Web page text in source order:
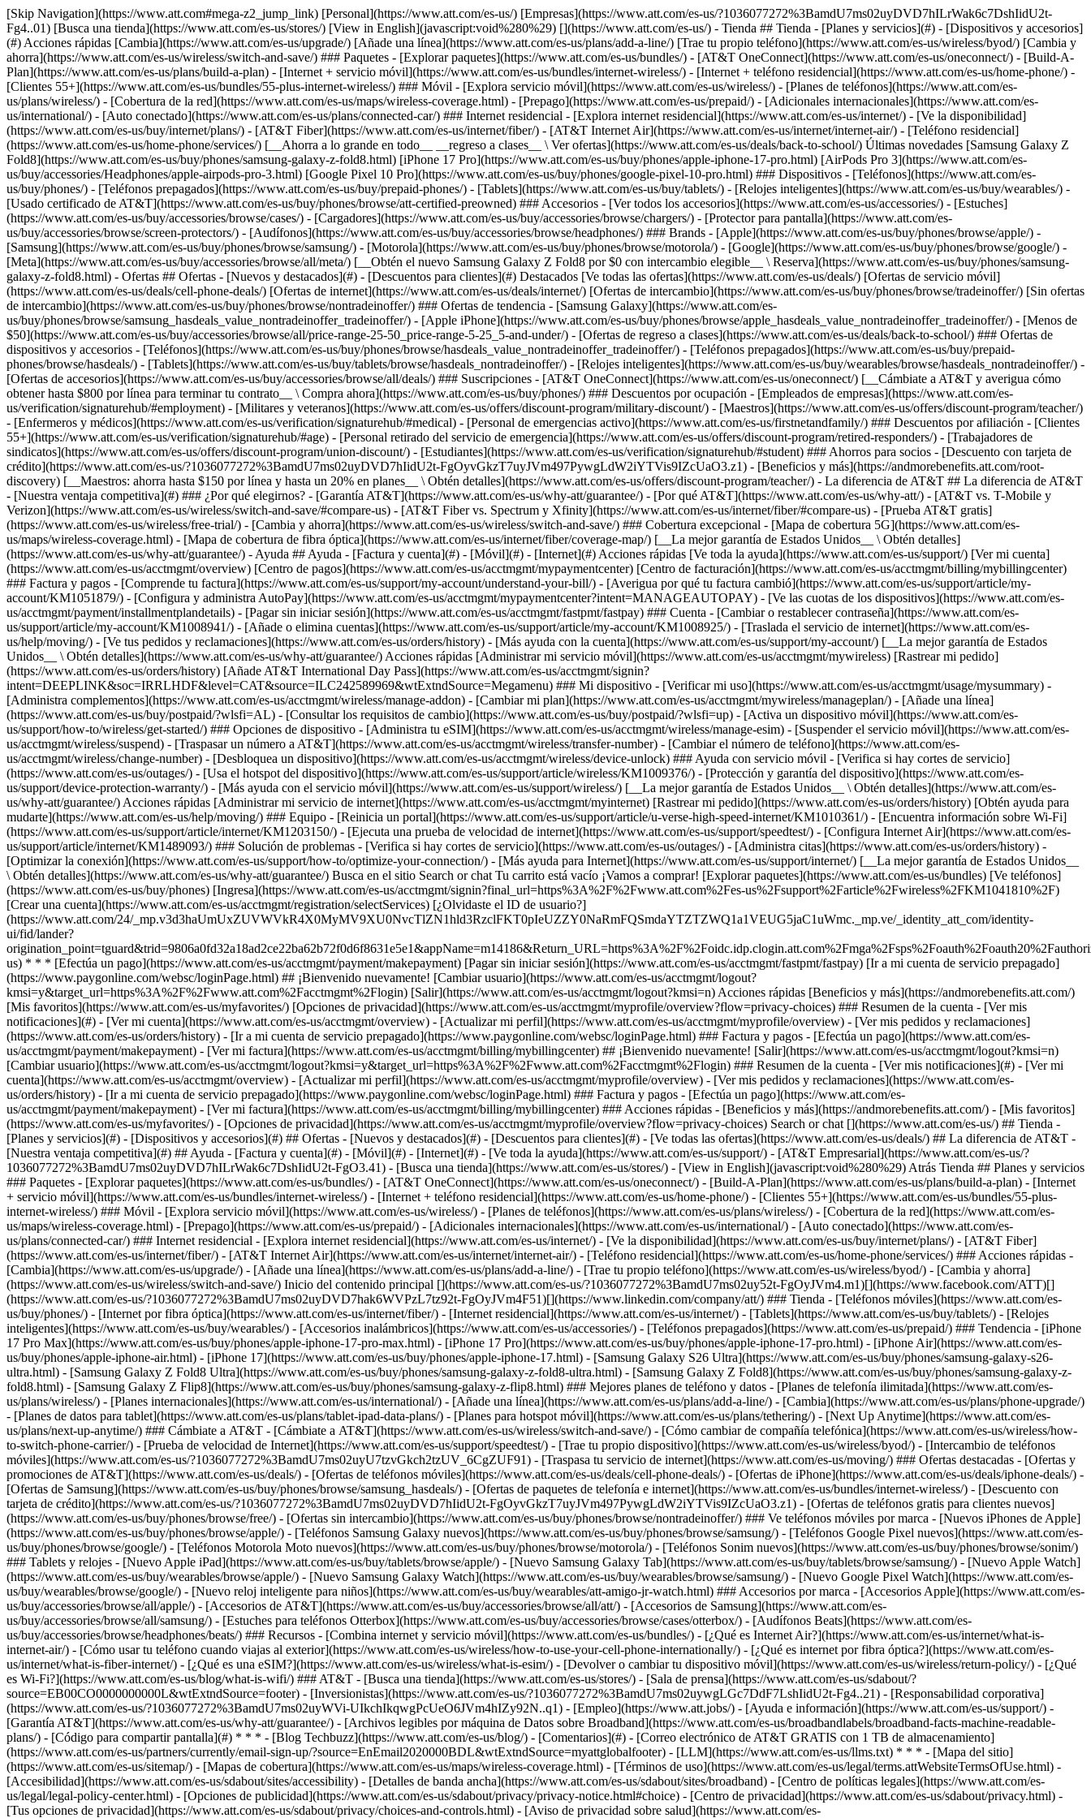
[Skip Navigation](https://www.att.com#mega-z2_jump_link) [Personal](https://www.att.com/es-us/) [Empresas](https://www.att.com/es-us/?1036077272%3BamdU7ms02uyDVD7hILrWak6c7DshIidU2t-Fg4..01) [Busca una tienda](https://www.att.com/es-us/stores/) [View in English](javascript:void%280%29) [](https://www.att.com/es-us/) - Tienda ## Tienda - [Planes y servicios](#) - [Dispositivos y accesorios](#) Acciones rápidas [Cambia](https://www.att.com/es-us/upgrade/) [Añade una línea](https://www.att.com/es-us/plans/add-a-line/) [Trae tu propio teléfono](https://www.att.com/es-us/wireless/byod/) [Cambia y ahorra](https://www.att.com/es-us/wireless/switch-and-save/) ### Paquetes - [Explorar paquetes](https://www.att.com/es-us/bundles/) - [AT&T OneConnect](https://www.att.com/es-us/oneconnect/) - [Build-A-Plan](https://www.att.com/es-us/plans/build-a-plan) - [Internet + servicio móvil](https://www.att.com/es-us/bundles/internet-wireless/) - [Internet + teléfono residencial](https://www.att.com/es-us/home-phone/) - [Clientes 55+](https://www.att.com/es-us/bundles/55-plus-internet-wireless/) ### Móvil - [Explora servicio móvil](https://www.att.com/es-us/wireless/) - [Planes de teléfonos](https://www.att.com/es-us/plans/wireless/) - [Cobertura de la red](https://www.att.com/es-us/maps/wireless-coverage.html) - [Prepago](https://www.att.com/es-us/prepaid/) - [Adicionales internacionales](https://www.att.com/es-us/international/) - [Auto conectado](https://www.att.com/es-us/plans/connected-car/) ### Internet residencial - [Explora internet residencial](https://www.att.com/es-us/internet/) - [Ve la disponibilidad](https://www.att.com/es-us/buy/internet/plans/) - [AT&T Fiber](https://www.att.com/es-us/internet/fiber/) - [AT&T Internet Air](https://www.att.com/es-us/internet/internet-air/) - [Teléfono residencial](https://www.att.com/es-us/home-phone/services/) [__Ahorra a lo grande en todo__ __regreso a clases__ \ Ver ofertas](https://www.att.com/es-us/deals/back-to-school/) Últimas novedades [Samsung Galaxy Z Fold8](https://www.att.com/es-us/buy/phones/samsung-galaxy-z-fold8.html) [iPhone 17 Pro](https://www.att.com/es-us/buy/phones/apple-iphone-17-pro.html) [AirPods Pro 3](https://www.att.com/es-us/buy/accessories/Headphones/apple-airpods-pro-3.html) [Google Pixel 10 Pro](https://www.att.com/es-us/buy/phones/google-pixel-10-pro.html) ### Dispositivos - [Teléfonos](https://www.att.com/es-us/buy/phones/) - [Teléfonos prepagados](https://www.att.com/es-us/buy/prepaid-phones/) - [Tablets](https://www.att.com/es-us/buy/tablets/) - [Relojes inteligentes](https://www.att.com/es-us/buy/wearables/) - [Usado certificado de AT&T](https://www.att.com/es-us/buy/phones/browse/att-certified-preowned) ### Accesorios - [Ver todos los accesorios](https://www.att.com/es-us/accessories/) - [Estuches](https://www.att.com/es-us/buy/accessories/browse/cases/) - [Cargadores](https://www.att.com/es-us/buy/accessories/browse/chargers/) - [Protector para pantalla](https://www.att.com/es-us/buy/accessories/browse/screen-protectors/) - [Audífonos](https://www.att.com/es-us/buy/accessories/browse/headphones/) ### Brands - [Apple](https://www.att.com/es-us/buy/phones/browse/apple/) - [Samsung](https://www.att.com/es-us/buy/phones/browse/samsung/) - [Motorola](https://www.att.com/es-us/buy/phones/browse/motorola/) - [Google](https://www.att.com/es-us/buy/phones/browse/google/) - [Meta](https://www.att.com/es-us/buy/accessories/browse/all/meta/) [__Obtén el nuevo Samsung Galaxy Z Fold8 por $0 con intercambio elegible__ \ Reserva](https://www.att.com/es-us/buy/phones/samsung-galaxy-z-fold8.html) - Ofertas ## Ofertas - [Nuevos y destacados](#) - [Descuentos para clientes](#) Destacados [Ve todas las ofertas](https://www.att.com/es-us/deals/) [Ofertas de servicio móvil](https://www.att.com/es-us/deals/cell-phone-deals/) [Ofertas de internet](https://www.att.com/es-us/deals/internet/) [Ofertas de intercambio](https://www.att.com/es-us/buy/phones/browse/tradeinoffer/) [Sin ofertas de intercambio](https://www.att.com/es-us/buy/phones/browse/nontradeinoffer/) ### Ofertas de tendencia - [Samsung Galaxy](https://www.att.com/es-us/buy/phones/browse/samsung_hasdeals_value_nontradeinoffer_tradeinoffer/) - [Apple iPhone](https://www.att.com/es-us/buy/phones/browse/apple_hasdeals_value_nontradeinoffer_tradeinoffer/) - [Menos de $50](https://www.att.com/es-us/buy/accessories/browse/all/price-range-25-50_price-range-5-25_5-and-under/) - [Ofertas de regreso a clases](https://www.att.com/es-us/deals/back-to-school/) ### Ofertas de dispositivos y accesorios - [Teléfonos](https://www.att.com/es-us/buy/phones/browse/hasdeals_value_nontradeinoffer_tradeinoffer/) - [Teléfonos prepagados](https://www.att.com/es-us/buy/prepaid-phones/browse/hasdeals/) - [Tablets](https://www.att.com/es-us/buy/tablets/browse/hasdeals_nontradeinoffer/) - [Relojes inteligentes](https://www.att.com/es-us/buy/wearables/browse/hasdeals_nontradeinoffer/) - [Ofertas de accesorios](https://www.att.com/es-us/buy/accessories/browse/all/deals/) ### Suscripciones - [AT&T OneConnect](https://www.att.com/es-us/oneconnect/) [__Cámbiate a AT&T y averigua cómo obtener hasta $800 por línea para terminar tu contrato__ \ Compra ahora](https://www.att.com/es-us/buy/phones/) ### Descuentos por ocupación - [Empleados de empresas](https://www.att.com/es-us/verification/signaturehub/#employment) - [Militares y veteranos](https://www.att.com/es-us/offers/discount-program/military-discount/) - [Maestros](https://www.att.com/es-us/offers/discount-program/teacher/) - [Enfermeros y médicos](https://www.att.com/es-us/verification/signaturehub/#medical) - [Personal de emergencias activo](https://www.att.com/es-us/firstnetandfamily/) ### Descuentos por afiliación - [Clientes 55+](https://www.att.com/es-us/verification/signaturehub/#age) - [Personal retirado del servicio de emergencia](https://www.att.com/es-us/offers/discount-program/retired-responders/) - [Trabajadores de sindicatos](https://www.att.com/es-us/offers/discount-program/union-discount/) - [Estudiantes](https://www.att.com/es-us/verification/signaturehub/#student) ### Ahorros para socios - [Descuento con tarjeta de crédito](https://www.att.com/es-us/?1036077272%3BamdU7ms02uyDVD7hIidU2t-FgOyvGkzT7uyJVm497PywgLdW2iYTVis9IZcUaO3.z1) - [Beneficios y más](https://andmorebenefits.att.com/root-discovery) [__Maestros: ahorra hasta $150 por línea y hasta un 20% en planes__ \ Obtén detalles](https://www.att.com/es-us/offers/discount-program/teacher/) - La diferencia de AT&T ## La diferencia de AT&T - [Nuestra ventaja competitiva](#) ### ¿Por qué elegirnos? - [Garantía AT&T](https://www.att.com/es-us/why-att/guarantee/) - [Por qué AT&T](https://www.att.com/es-us/why-att/) - [AT&T vs. T-Mobile y Verizon](https://www.att.com/es-us/wireless/switch-and-save/#compare-us) - [AT&T Fiber vs. Spectrum y Xfinity](https://www.att.com/es-us/internet/fiber/#compare-us) - [Prueba AT&T gratis](https://www.att.com/es-us/wireless/free-trial/) - [Cambia y ahorra](https://www.att.com/es-us/wireless/switch-and-save/) ### Cobertura excepcional - [Mapa de cobertura 5G](https://www.att.com/es-us/maps/wireless-coverage.html) - [Mapa de cobertura de fibra óptica](https://www.att.com/es-us/internet/fiber/coverage-map/) [__La mejor garantía de Estados Unidos__ \ Obtén detalles](https://www.att.com/es-us/why-att/guarantee/) - Ayuda ## Ayuda - [Factura y cuenta](#) - [Móvil](#) - [Internet](#) Acciones rápidas [Ve toda la ayuda](https://www.att.com/es-us/support/) [Ver mi cuenta](https://www.att.com/es-us/acctmgmt/overview) [Centro de pagos](https://www.att.com/es-us/acctmgmt/mypaymentcenter) [Centro de facturación](https://www.att.com/es-us/acctmgmt/billing/mybillingcenter) ### Factura y pagos - [Comprende tu factura](https://www.att.com/es-us/support/my-account/understand-your-bill/) - [Averigua por qué tu factura cambió](https://www.att.com/es-us/support/article/my-account/KM1051879/) - [Configura y administra AutoPay](https://www.att.com/es-us/acctmgmt/mypaymentcenter?intent=MANAGEAUTOPAY) - [Ve las cuotas de los dispositivos](https://www.att.com/es-us/acctmgmt/payment/installmentplandetails) - [Pagar sin iniciar sesión](https://www.att.com/es-us/acctmgmt/fastpmt/fastpay) ### Cuenta - [Cambiar o restablecer contraseña](https://www.att.com/es-us/support/article/my-account/KM1008941/) - [Añade o elimina cuentas](https://www.att.com/es-us/support/article/my-account/KM1008925/) - [Traslada el servicio de internet](https://www.att.com/es-us/help/moving/) - [Ve tus pedidos y reclamaciones](https://www.att.com/es-us/orders/history) - [Más ayuda con la cuenta](https://www.att.com/es-us/support/my-account/) [__La mejor garantía de Estados Unidos__ \ Obtén detalles](https://www.att.com/es-us/why-att/guarantee/) Acciones rápidas [Administrar mi servicio móvil](https://www.att.com/es-us/acctmgmt/mywireless) [Rastrear mi pedido](https://www.att.com/es-us/orders/history) [Añade AT&T International Day Pass](https://www.att.com/es-us/acctmgmt/signin?intent=DEEPLINK&soc=IRRLHDF&level=CAT&source=ILC242589969&wtExtndSource=Megamenu) ### Mi dispositivo - [Verificar mi uso](https://www.att.com/es-us/acctmgmt/usage/mysummary) - [Administra complementos](https://www.att.com/es-us/acctmgmt/wireless/manage-addon) - [Cambiar mi plan](https://www.att.com/es-us/acctmgmt/mywireless/manageplan/) - [Añade una línea](https://www.att.com/es-us/buy/postpaid/?wlsfi=AL) - [Consultar los requisitos de cambio](https://www.att.com/es-us/buy/postpaid/?wlsfi=up) - [Activa un dispositivo móvil](https://www.att.com/es-us/
Search or chat [](https://www.att.com/es-us/) ## Tienda -
[Planes y servicios](#) - [Dispositivos y accesorios](#) ## Ofertas - [Nuevos y destacados](#) - [Descuentos para clientes](#) - [Ve todas las ofertas](https://www.att.com/es-us/deals/) ## La diferencia de AT&T -
[Nuestra ventaja competitiva](#) ## Ayuda - [Factura y cuenta](#) - [Móvil](#) - [Internet](#) - [Ve toda la ayuda](https://www.att.com/es-us/support/) - [AT&T Empresarial](https://www.att.com/es-us/?1036077272%3BamdU7ms02uyDVD7hILrWak6c7DshIidU2t-FgO3.41) - [Busca una tienda](https://www.att.com/es-us/stores/) - [View in English](javascript:void%280%29) Atrás Tienda ## Planes y servicios ### Paquetes - [Explorar paquetes](https://www.att.com/es-us/bundles/) - [AT&T OneConnect](https://www.att.com/es-us/oneconnect/) - [Build-A-Plan](https://www.att.com/es-us/plans/build-a-plan) - [Internet + servicio móvil](https://www.att.com/es-us/bundles/internet-wireless/) - [Internet + teléfono residencial](https://www.att.com/es-us/home-phone/) - [Clientes 55+](https://www.att.com/es-us/bundles/55-plus-internet-wireless/) ### Móvil - [Explora servicio móvil](https://www.att.com/es-us/wireless/) - [Planes de teléfonos](https://www.att.com/es-us/plans/wireless/) - [Cobertura de la red](https://www.att.com/es-us/maps/wireless-coverage.html) - [Prepago](https://www.att.com/es-us/prepaid/) - [Adicionales internacionales](https://www.att.com/es-us/international/) - [Auto conectado](https://www.att.com/es-us/plans/connected-car/) ### Internet residencial - [Explora internet residencial](https://www.att.com/es-us/internet/) - [Ve la disponibilidad](https://www.att.com/es-us/buy/internet/plans/) - [AT&T Fiber](https://www.att.com/es-us/internet/fiber/) - [AT&T Internet Air](https://www.att.com/es-us/internet/internet-air/) - [Teléfono residencial](https://www.att.com/es-us/home-phone/services/) ### Acciones rápidas - [Cambia](https://www.att.com/es-us/upgrade/) - [Añade una línea](https://www.att.com/es-us/plans/add-a-line/) - [Trae tu propio teléfono](https://www.att.com/es-us/wireless/byod/) - [Cambia y ahorra](https://www.att.com/es-us/wireless/switch-and-save/) Inicio del contenido principal [](https://www.att.com/es-us/?1036077272%3BamdU7ms02uy52t-FgOyJVm4.m1)[](https://www.facebook.com/ATT)[](https://www.att.com/es-us/?1036077272%3BamdU7ms02uyDVD7hak6WVPzL7tz92t-FgOyJVm4F51)[](https://www.linkedin.com/company/att/) ### Tienda - [Teléfonos móviles](https://www.att.com/es-us/buy/phones/) - [Internet por fibra óptica](https://www.att.com/es-us/internet/fiber/) - [Internet residencial](https://www.att.com/es-us/internet/) - [Tablets](https://www.att.com/es-us/buy/tablets/) - [Relojes inteligentes](https://www.att.com/es-us/buy/wearables/) - [Accesorios inalámbricos](https://www.att.com/es-us/accessories/) - [Teléfonos prepagados](https://www.att.com/es-us/prepaid/) ### Tendencia - [iPhone 17 Pro Max](https://www.att.com/es-us/buy/phones/apple-iphone-17-pro-max.html) - [iPhone 17 Pro](https://www.att.com/es-us/buy/phones/apple-iphone-17-pro.html) - [iPhone Air](https://www.att.com/es-us/buy/phones/apple-iphone-air.html) - [iPhone 17](https://www.att.com/es-us/buy/phones/apple-iphone-17.html) - [Samsung Galaxy S26 Ultra](https://www.att.com/es-us/buy/phones/samsung-galaxy-s26-ultra.html) - [Samsung Galaxy Z Fold8 Ultra](https://www.att.com/es-us/buy/phones/samsung-galaxy-z-fold8-ultra.html) - [Samsung Galaxy Z Fold8](https://www.att.com/es-us/buy/phones/samsung-galaxy-z-fold8.html) - [Samsung Galaxy Z Flip8](https://www.att.com/es-us/buy/phones/samsung-galaxy-z-flip8.html) ### Mejores planes de teléfono y datos - [Planes de telefonía ilimitada](https://www.att.com/es-us/plans/wireless/) - [Planes internacionales](https://www.att.com/es-us/international/) - [Añade una línea](https://www.att.com/es-us/plans/add-a-line/) - [Cambia](https://www.att.com/es-us/plans/phone-upgrade/) - [Planes de datos para tablet](https://www.att.com/es-us/plans/tablet-ipad-data-plans/) - [Planes para hotspot móvil](https://www.att.com/es-us/plans/tethering/) - [Next Up Anytime](https://www.att.com/es-us/plans/next-up-anytime/) ### Cámbiate a AT&T - [Cámbiate a AT&T](https://www.att.com/es-us/wireless/switch-and-save/) - [Cómo cambiar de compañía telefónica](https://www.att.com/es-us/wireless/how-to-switch-phone-carrier/) - [Prueba de velocidad de Internet](https://www.att.com/es-us/support/speedtest/) - [Trae tu propio dispositivo](https://www.att.com/es-us/wireless/byod/) - [Intercambio de teléfonos móviles](https://www.att.com/es-us/?1036077272%3BamdU7ms02uyU7tzvGkch2tzUV_6CgZUF91) - [Traspasa tu servicio de internet](https://www.att.com/es-us/moving/) ### Ofertas destacadas - [Ofertas y promociones de AT&T](https://www.att.com/es-us/deals/) - [Ofertas de teléfonos móviles](https://www.att.com/es-us/deals/cell-phone-deals/) - [Ofertas de iPhone](https://www.att.com/es-us/deals/iphone-deals/) - [Ofertas de Samsung](https://www.att.com/es-us/buy/phones/browse/samsung_hasdeals/) - [Ofertas de paquetes de telefonía e internet](https://www.att.com/es-us/bundles/internet-wireless/) - [Descuento con tarjeta de crédito](https://www.att.com/es-us/?1036077272%3BamdU7ms02uyDVD7hIidU2t-FgOyvGkzT7uyJVm497PywgLdW2iYTVis9IZcUaO3.z1) - [Ofertas de teléfonos gratis para clientes nuevos](https://www.att.com/es-us/buy/phones/browse/free/) - [Ofertas sin intercambio](https://www.att.com/es-us/buy/phones/browse/nontradeinoffer/) ### Ve teléfonos móviles por marca - [Nuevos iPhones de Apple](https://www.att.com/es-us/buy/phones/browse/apple/) - [Teléfonos Samsung Galaxy nuevos](https://www.att.com/es-us/buy/phones/browse/samsung/) - [Teléfonos Google Pixel nuevos](https://www.att.com/es-us/buy/phones/browse/google/) - [Teléfonos Motorola Moto nuevos](https://www.att.com/es-us/buy/phones/browse/motorola/) - [Teléfonos Sonim nuevos](https://www.att.com/es-us/buy/phones/browse/sonim/) ### Tablets y relojes - [Nuevo Apple iPad](https://www.att.com/es-us/buy/tablets/browse/apple/) - [Nuevo Samsung Galaxy Tab](https://www.att.com/es-us/buy/tablets/browse/samsung/) - [Nuevo Apple Watch](https://www.att.com/es-us/buy/wearables/browse/apple/) - [Nuevo Samsung Galaxy Watch](https://www.att.com/es-us/buy/wearables/browse/samsung/) - [Nuevo Google Pixel Watch](https://www.att.com/es-us/buy/wearables/browse/google/) - [Nuevo reloj inteligente para niños](https://www.att.com/es-us/buy/wearables/att-amigo-jr-watch.html) ### Accesorios por marca - [Accesorios Apple](https://www.att.com/es-us/buy/accessories/browse/all/apple/) - [Accesorios de AT&T](https://www.att.com/es-us/buy/accessories/browse/all/att/) - [Accesorios de Samsung](https://www.att.com/es-us/buy/accessories/browse/all/samsung/) - [Estuches para teléfonos Otterbox](https://www.att.com/es-us/buy/accessories/browse/cases/otterbox/) - [Audífonos Beats](https://www.att.com/es-us/buy/accessories/browse/headphones/beats/) ### Recursos - [Combina internet y servicio móvil](https://www.att.com/es-us/bundles/) - [¿Qué es Internet Air?](https://www.att.com/es-us/internet/what-is-internet-air/) - [Cómo usar tu teléfono cuando viajas al exterior](https://www.att.com/es-us/wireless/how-to-use-your-cell-phone-internationally/) - [¿Qué es internet por fibra óptica?](https://www.att.com/es-us/internet/what-is-fiber-internet/) - [¿Qué es una eSIM?](https://www.att.com/es-us/wireless/what-is-esim/) - [Devolver o cambiar tu dispositivo móvil](https://www.att.com/es-us/wireless/return-policy/) - [¿Qué es Wi-Fi?](https://www.att.com/es-us/blog/what-is-wifi/) ### AT&T - [Busca una tienda](https://www.att.com/es-us/stores/) - [Sala de prensa](https://www.att.com/es-us/sdabout/?source=EB00CO0000000000L&wtExtndSource=footer) - [Inversionistas](https://www.att.com/es-us/?1036077272%3BamdU7ms02uywgLGc7DdF7LshIidU2t-Fg4..21) - [Responsabilidad corporativa](https://www.att.com/es-us/?1036077272%3BamdU7ms02uyWVi-UIkchIkqwgPcUeO6JVm4hIZy92N..q1) - [Empleo](https://www.att.jobs/) - [Ayuda e información](https://www.att.com/es-us/support/) - [Garantía AT&T](https://www.att.com/es-us/why-att/guarantee/) - [Archivos legibles por máquina de Datos sobre Broadband](https://www.att.com/es-us/broadbandlabels/broadband-facts-machine-readable-plans/) - [Código para compartir pantalla](#) * * * - [Blog Techbuzz](https://www.att.com/es-us/blog/) - [Comentarios](#) - [Correo electrónico de AT&T GRATIS con 1 TB de almacenamiento](https://www.att.com/es-us/partners/currently/email-sign-up/?source=EnEmail2020000BDL&wtExtndSource=myattglobalfooter) - [LLM](https://www.att.com/es-us/llms.txt) * * * - [Mapa del sitio](https://www.att.com/es-us/sitemap/) - [Mapas de cobertura](https://www.att.com/es-us/maps/wireless-coverage.html) - [Términos de uso](https://www.att.com/es-us/legal/terms.attWebsiteTermsOfUse.html) - [Accesibilidad](https://www.att.com/es-us/sdabout/sites/accessibility) - [Detalles de banda ancha](https://www.att.com/es-us/sdabout/sites/broadband) - [Centro de políticas legales](https://www.att.com/es-us/legal/legal-policy-center.html) - [Opciones de publicidad](https://www.att.com/es-us/sdabout/privacy/privacy-notice.html#choice) - [Centro de privacidad](https://www.att.com/es-us/sdabout/privacy.html) - [Tus opciones de privacidad](https://www.att.com/es-us/sdabout/privacy/choices-and-controls.html) - [Aviso de privacidad sobre salud](https://www.att.com/es-us/sdabout/privacy/StateLawApproach/washington-health-privacy-notice.html) - [Seguridad cibernética](https://www.att.com/es-us/sdabout/pages/cyberaware) - [Archivos públicos de la FCC](https://www.att.com/es-us/?1036077272%3BamdU7ms02uyNVkqTak-takjc7u6tIZshGZyZ2Z-JItjc2iYugZGwgPKFMbv6Mbv62kzUqL49VOHZGiqWG4..j1) © 2026 AT&T Intellectual Property. Todos los derechos reservados. We use [cookies](https://about.att.com/privacy/full_privacy_policy/cookies.html) to help enhance your experience on our site and for analytics. We also may use cookies for marketing purposes. You can manage your preferences and opt out of the sharing for targeted advertising and sales of cookie data. Learn more about our approach to privacy at [att.com/privacy](https://att.com/privacy). Manage your preferences Opt out Continue without changes ### Mmm... no lo pudimos encontrar. BuscarOpciones ### ¿Qué estás buscando? ![Search](https://www.att.com/es-us/idpassets/images/support/svg-icons/magnifiericonSearch.svg) ¿No encuentras lo q